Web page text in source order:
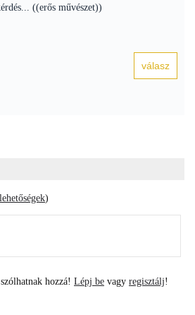
((erős művészet))
)
hozzá! Lépj be vagy regisztálj!